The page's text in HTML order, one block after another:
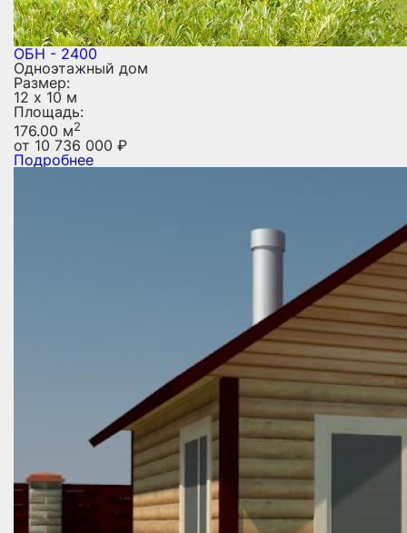
ОБН - 2400
Одноэтажный дом
Размер:
12 х 10 м
Площадь:
176.00 м2
от 10 736 000 ₽
Подробнее